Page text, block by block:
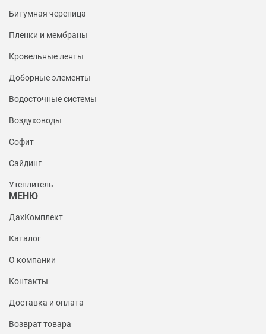
Битумная черепица
Пленки и мембраны
Кровельные ленты
Доборные элементы
Водосточные системы
Воздуховоды
Софит
Сайдинг
Утеплитель
МЕНЮ
ДахКомплект
Каталог
О компании
Контакты
Доставка и оплата
Возврат товара